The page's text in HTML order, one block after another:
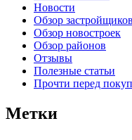
Новости
Обзор застройщиков
Обзор новостроек
Обзор районов
Отзывы
Полезные статьи
Прочти перед
Метки